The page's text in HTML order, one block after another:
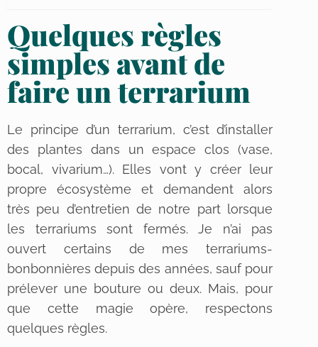
Quelques règles
simples avant de
faire un terrarium
Le principe d’un terrarium, c’est d’installer
des plantes dans un espace clos (vase,
bocal, vivarium…). Elles vont y créer leur
propre écosystème et demandent alors
très peu d’entretien de notre part lorsque
les terrariums sont fermés. Je n’ai pas
ouvert certains de mes terrariums-
bonbonnières depuis des années, sauf pour
prélever une bouture ou deux. Mais, pour
que cette magie opère, respectons
quelques règles.